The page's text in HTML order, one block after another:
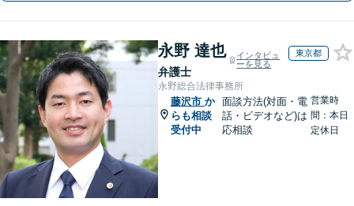
永野 達也
弁護士
インタビュ
ーを見る
東京都
永野総合法律事務所
藤沢市 か
らも相談
受付中
面談方法(対面・電
話・ビデオなど)は
応相談
営業時
間：本日
定休日